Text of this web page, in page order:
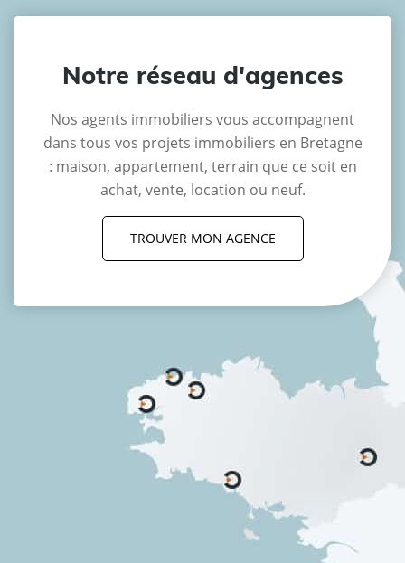
Notre réseau d'agences
Nos agents immobiliers vous accompagnent
dans tous vos projets immobiliers en Bretagne
: maison, appartement, terrain que ce soit en
achat, vente, location ou neuf.
TROUVER MON AGENCE